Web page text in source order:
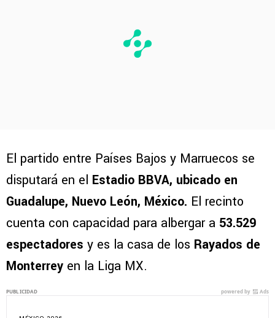
El partido entre Países Bajos y Marruecos se
disputará en el Estadio BBVA, ubicado en
Guadalupe, Nuevo León, México. El recinto
cuenta con capacidad para albergar a 53.529
espectadores y es la casa de los Rayados de
Monterrey en la Liga MX.